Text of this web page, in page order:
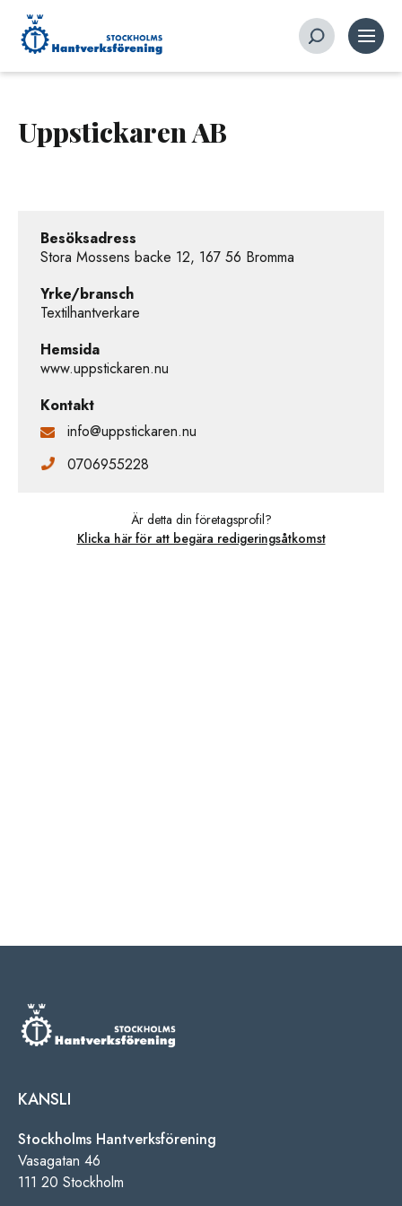
Uppstickaren AB
Besöksadress
Stora Mossens backe 12, 167 56 Bromma
Yrke/bransch
Textilhantverkare
Hemsida
www.uppstickaren.nu
Kontakt
info@uppstickaren.nu
0706955228
Är detta din företagsprofil?
Klicka här för att begära redigeringsåtkomst
KANSLI
Stockholms Hantverksförening
Vasagatan 46
111 20 Stockholm